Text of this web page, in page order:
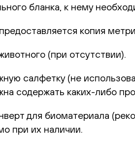
бланка, к нему
копия
(при отсутствии).
салфетку (не
содержать каких-либо
для биоматериала
при их наличии.